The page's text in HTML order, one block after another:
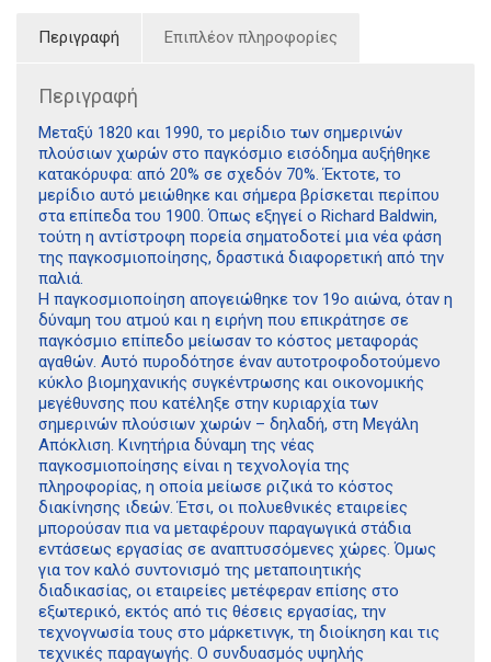
Περιγραφή Επιπλέον πληροφορίες
Περιγραφή
Μεταξύ 1820 και 1990, το μερίδιο των σημερινών
πλούσιων χωρών στο παγκόσμιο εισόδημα αυξήθηκε
κατακόρυφα: από 20% σε σχεδόν 70%. Έκτοτε, το
μερίδιο αυτό μειώθηκε και σήμερα βρίσκεται περίπου
στα επίπεδα του 1900. Όπως εξηγεί ο Richard Baldwin,
τούτη η αντίστροφη πορεία σηματοδοτεί μια νέα φάση
της παγκοσμιοποίησης, δραστικά διαφορετική από την
παλιά.
Η παγκοσμιοποίηση απογειώθηκε τον 19ο αιώνα, όταν η
δύναμη του ατμού και η ειρήνη που επικράτησε σε
παγκόσμιο επίπεδο μείωσαν το κόστος μεταφοράς
αγαθών. Αυτό πυροδότησε έναν αυτοτροφοδοτούμενο
κύκλο βιομηχανικής συγκέντρωσης και οικονομικής
μεγέθυνσης που κατέληξε στην κυριαρχία των
σημερινών πλούσιων χωρών – δηλαδή, στη Μεγάλη
Απόκλιση. Κινητήρια δύναμη της νέας
παγκοσμιοποίησης είναι η τεχνολογία της
πληροφορίας, η οποία μείωσε ριζικά το κόστος
διακίνησης ιδεών. Έτσι, οι πολυεθνικές εταιρείες
μπορούσαν πια να μεταφέρουν παραγωγικά στάδια
εντάσεως εργασίας σε αναπτυσσόμενες χώρες. Όμως
για τον καλό συντονισμό της μεταποιητικής
διαδικασίας, οι εταιρείες μετέφεραν επίσης στο
εξωτερικό, εκτός από τις θέσεις εργασίας, την
τεχνογνωσία τους στο μάρκετινγκ, τη διοίκηση και τις
τεχνικές παραγωγής. Ο συνδυασμός υψηλής